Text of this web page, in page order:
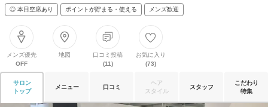
◎ 本日空席あり ポイントが貯まる・使える メンズ歓迎
メンズ優先
OFF
地図
口コミ投稿
(11)
お気に入り
(73)
サロン
トップ
メニュー 口コミ
ヘア
スタイル
スタッフ
こだわり
特集